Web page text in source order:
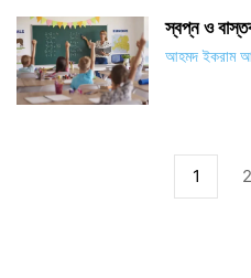
স্বপ্ন ও
আহমদ ইকরাম
1 2